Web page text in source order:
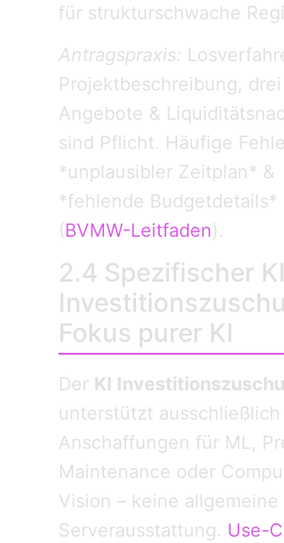
für strukturschwache
Antragspraxis:
Projektbeschreibung, drei
Angebote &
sind Pflicht. Häufige
*unplausibler Zeitplan* &
*fehlende Budgetdetails*
(BVMW-Leitfaden).
2.4 Spezifischer KI
Fokus purer KI
Der KI
unterstützt ausschließlich
Anschaffungen für ML,
Maintenance oder
Vision – keine allgemeine
Serverausstattung. Use-